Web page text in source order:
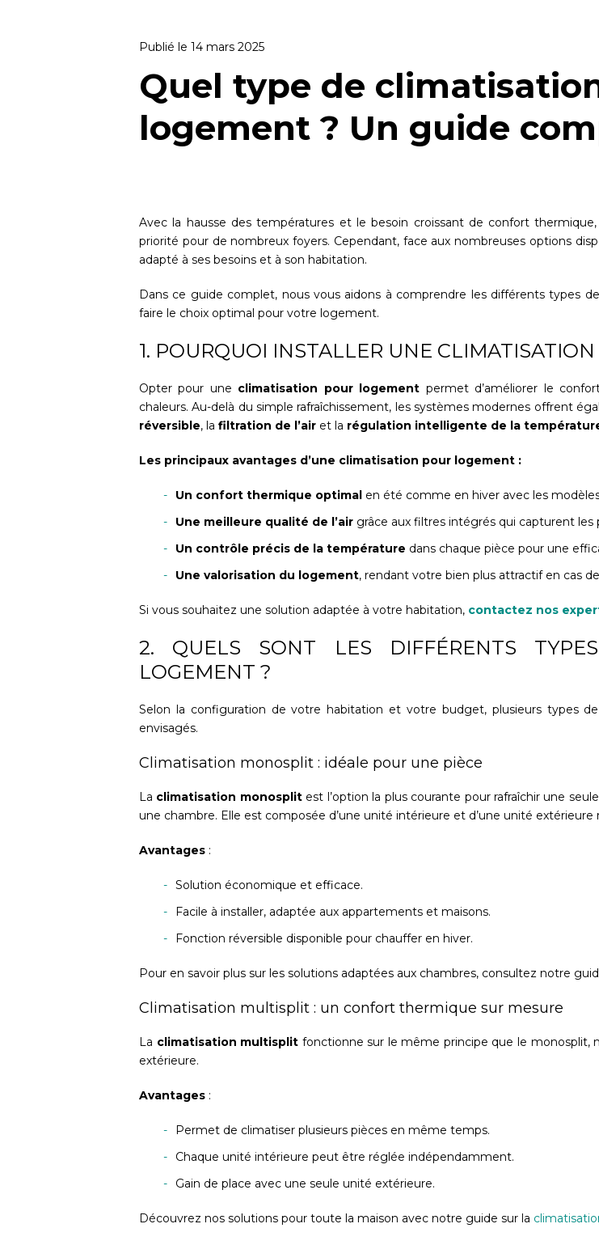
Publié le 14 mars 2025
Quel type de
logement ? Un guide
Avec la hausse des températures et le besoin croissant de confort
priorité pour de nombreux foyers. Cependant, face aux nombreuses options
adapté à ses besoins et à son habitation.
Dans ce guide complet, nous vous aidons à comprendre les différents types
faire le choix optimal pour votre logement.
1. POURQUOI INSTALLER UNE
Opter pour une climatisation pour logement permet d’améliorer le
chaleurs. Au-delà du simple rafraîchissement, les systèmes modernes offrent
réversible, la filtration de l’air et la régulation intelligente de la
Les principaux avantages d’une climatisation pour logement :
Un confort thermique optimal en été comme en hiver avec les
Une meilleure qualité de l’air grâce aux filtres intégrés qui capturent les
Un contrôle précis de la température dans chaque pièce pour une
Une valorisation du logement, rendant votre bien plus attractif en cas
Si vous souhaitez une solution adaptée à votre habitation, contactez nos
2. QUELS SONT LES DIFFÉRENTS
LOGEMENT ?
Selon la configuration de votre habitation et votre budget, plusieurs types
envisagés.
Climatisation monosplit : idéale pour une pièce
La climatisation monosplitest l’option la plus courante pour rafraîchir une
une chambre. Elle est composée d’une unité intérieure et d’une unité extérieure
Avantages :
Solution économique et efficace.
Facile à installer, adaptée aux appartements et maisons.
Fonction réversible disponible pour chauffer en hiver.
Pour en savoir plus sur les solutions adaptées aux chambres, consultez notre
Climatisation multisplit : un confort thermique sur mesure
La climatisation multisplit fonctionne sur le même principe que le monosplit,
extérieure.
Avantages :
Permet de climatiser plusieurs pièces en même temps.
Chaque unité intérieure peut être réglée indépendamment.
Gain de place avec une seule unité extérieure.
Découvrez nos solutions pour toute la maison avec notre guide sur la